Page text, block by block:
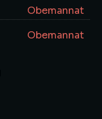
Obemannat
Obemannat